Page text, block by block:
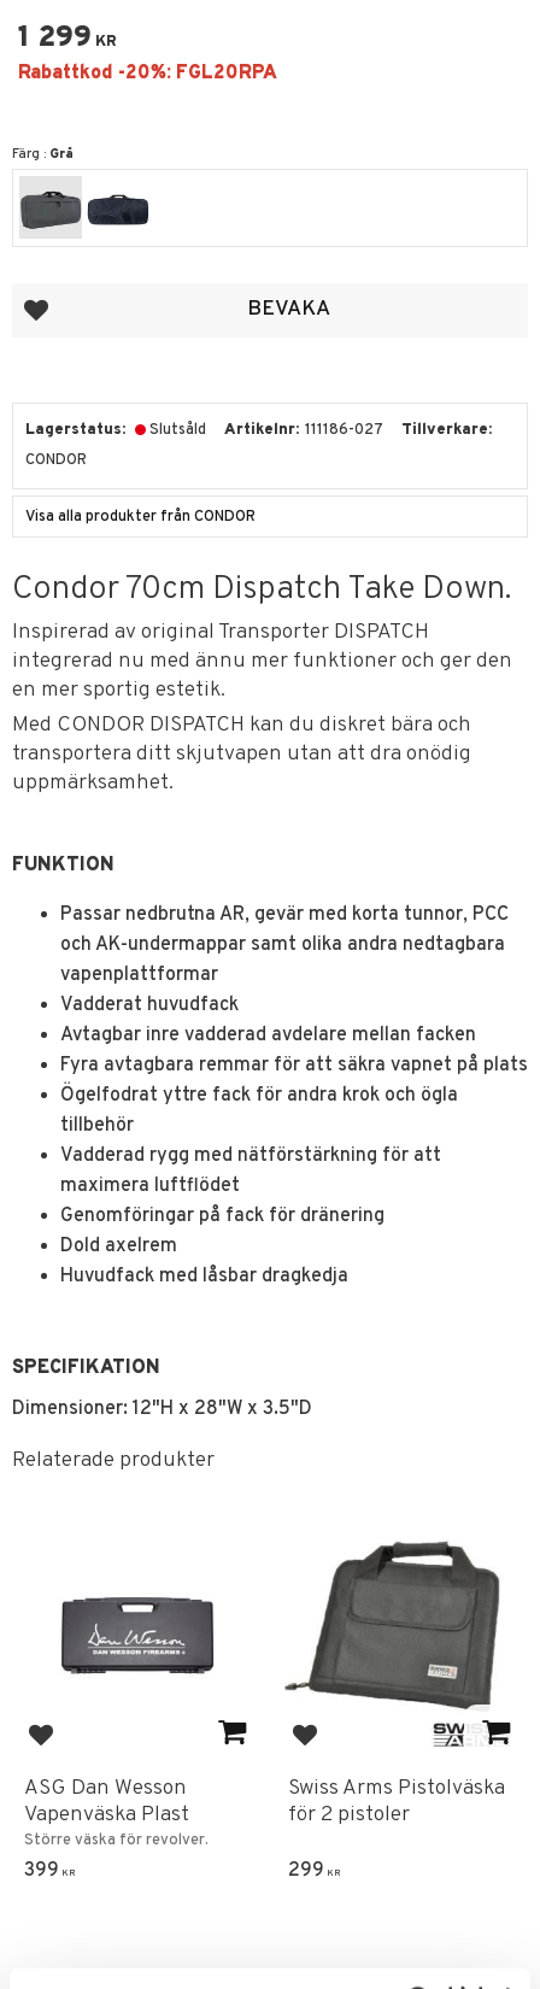
1 299 KR
Färg : Grå
Lägg till i favoriter BEVAKA
Lagerstatus Slutsåld Artikelnr 111186-027
Tillverkare
CONDOR
Visa alla produkter från CONDOR
Condor 70cm Dispatch Take Down.
Inspirerad av original Transporter DISPATCH
integrerad nu med ännu mer funktioner och ger den
en mer sportig estetik.
Med CONDOR DISPATCH kan du diskret bära och
transportera ditt skjutvapen utan att dra onödig
uppmärksamhet.
FUNKTION
Passar nedbrutna AR, gevär med korta tunnor, PCC
och AK-undermappar samt olika andra nedtagbara
vapenplattformar
Vadderat huvudfack
Avtagbar inre vadderad avdelare mellan facken
Fyra avtagbara remmar för att säkra vapnet på plats
Ögelfodrat yttre fack för andra krok och ögla
tillbehör
Vadderad rygg med nätförstärkning för att
maximera luftflödet
Genomföringar på fack för dränering
Dold axelrem
Huvudfack med låsbar dragkedja
SPECIFIKATION
Dimensioner: 12"H x 28"W x 3.5"D
Relaterade produkter
Lägg till i favoriter
ASG Dan Wesson
Vapenväska Plast
Större väska för revolver.
399 KR
Lägg till i favoriter
Swiss Arms Pistolväska
för 2 pistoler
299 KR